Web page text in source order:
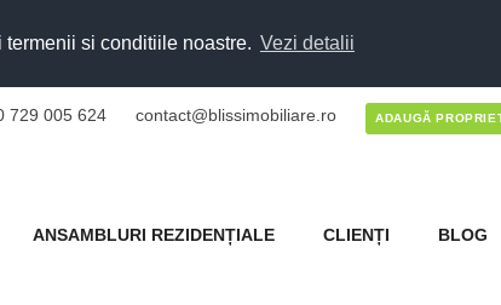
si conditiile noastre. Vezi detalii
729 005 624 contact@blissimobiliare.ro ADAUGĂ
ANSAMBLURI REZIDENȚIALE CLIENȚI BLOG